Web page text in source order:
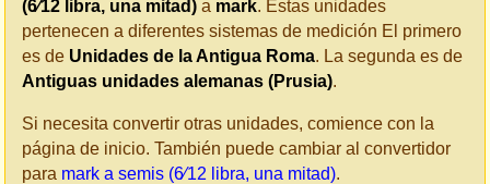
(6⁄12 libra, una mitad) a mark. Estas unidades
pertenecen a diferentes sistemas de medición El primero
es de Unidades de la Antigua Roma. La segunda es de
Antiguas unidades alemanas (Prusia).
Si necesita convertir otras unidades, comience con la
página de inicio. También puede cambiar al convertidor
para mark a semis (6⁄12 libra, una mitad).